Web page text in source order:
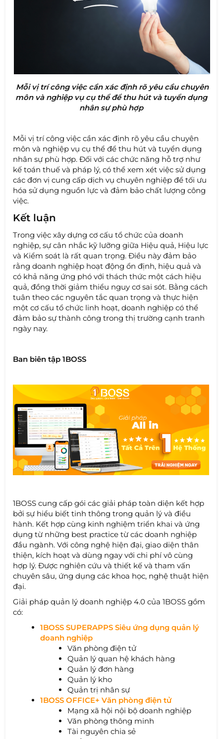
Mỗi vị trí công việc cần xác định rõ yêu cầu chuyên
môn và nghiệp vụ cụ thể để thu hút và tuyển dụng
nhân sự phù hợp
Mỗi vị trí công việc cần xác định rõ yêu cầu chuyên
môn và nghiệp vụ cụ thể để thu hút và tuyển dụng
nhân sự phù hợp. Đối với các chức năng hỗ trợ như
kế toán thuế và pháp lý, có thể xem xét việc sử dụng
các đơn vị cung cấp dịch vụ chuyên nghiệp để tối ưu
hóa sử dụng nguồn lực và đảm bảo chất lượng công
việc.
Kết luận
Trong việc xây dựng cơ cấu tổ chức của doanh
nghiệp, sự cân nhắc kỹ lưỡng giữa Hiệu quả, Hiệu lực
và Kiểm soát là rất quan trọng. Điều này đảm bảo
rằng doanh nghiệp hoạt động ổn định, hiệu quả và
có khả năng ứng phó với thách thức một cách hiệu
quả, đồng thời giảm thiểu nguy cơ sai sót. Bằng cách
tuân theo các nguyên tắc quan trọng và thực hiện
một cơ cấu tổ chức linh hoạt, doanh nghiệp có thể
đảm bảo sự thành công trong thị trường cạnh tranh
ngày nay.
Ban biên tập 1BOSS
1BOSS cung cấp gói các giải pháp toàn diện kết hợp
bởi sự hiểu biết tinh thông trong quản lý và điều
hành. Kết hợp cùng kinh nghiệm triển khai và ứng
dụng từ những best practice từ các doanh nghiệp
đầu ngành. Với công nghệ hiện đại, giao diện thân
thiện, kích hoạt và dùng ngay với chi phí vô cùng
hợp lý. Được nghiên cứu và thiết kế và tham vấn
chuyên sâu, ứng dụng các khoa học, nghệ thuật hiện
đại.
Giải pháp quản lý doanh nghiệp 4.0 của 1BOSS gồm
có:
1BOSS SUPERAPPS Siêu ứng dụng quản lý
doanh nghiệp
Văn phòng điện tử
Quản lý quan hệ khách hàng
Quản lý đơn hàng
Quản lý kho
Quản trị nhân sự
1BOSS OFFICE+ Văn phòng điện tử
Mạng xã hội nội bộ doanh nghiệp
Văn phòng thông minh
Tài nguyên chia sẻ